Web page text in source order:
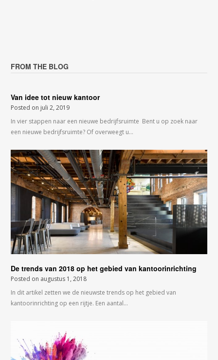
FROM THE BLOG
Van idee tot nieuw kantoor
Posted on juli 2, 2019
In vier stappen naar een nieuwe bedrijfsruimte Bent u op zoek naar
een nieuwe bedrijfsruimte? Of overweegt u…
De trends van 2018 op het gebied van kantoorinrichting
Posted on augustus 1, 2018
In dit artikel zetten we de nieuwste trends op het gebied van
kantoorinrichting op een rijtje. Een aantal…